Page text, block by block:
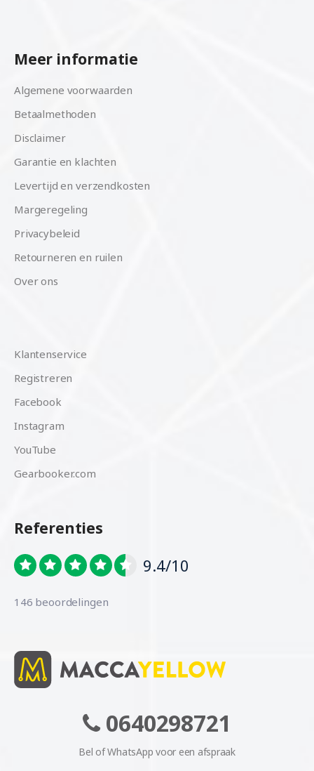
Meer informatie
Algemene voorwaarden
Betaalmethoden
Disclaimer
Garantie en klachten
Levertijd en verzendkosten
Margeregeling
Privacybeleid
Retourneren en ruilen
Over ons
Klantenservice
Registreren
Facebook
Instagram
YouTube
Gearbooker.com
Referenties
9.4/10
146 beoordelingen
0640298721
Bel of WhatsApp voor een afspraak